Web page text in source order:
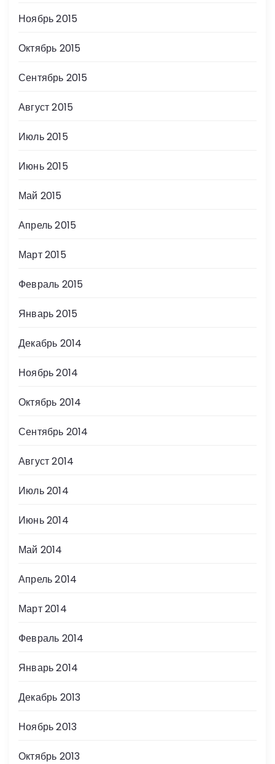
Ноябрь 2015
Октябрь 2015
Сентябрь 2015
Август 2015
Июль 2015
Июнь 2015
Май 2015
Апрель 2015
Март 2015
Февраль 2015
Январь 2015
Декабрь 2014
Ноябрь 2014
Октябрь 2014
Сентябрь 2014
Август 2014
Июль 2014
Июнь 2014
Май 2014
Апрель 2014
Март 2014
Февраль 2014
Январь 2014
Декабрь 2013
Ноябрь 2013
Октябрь 2013